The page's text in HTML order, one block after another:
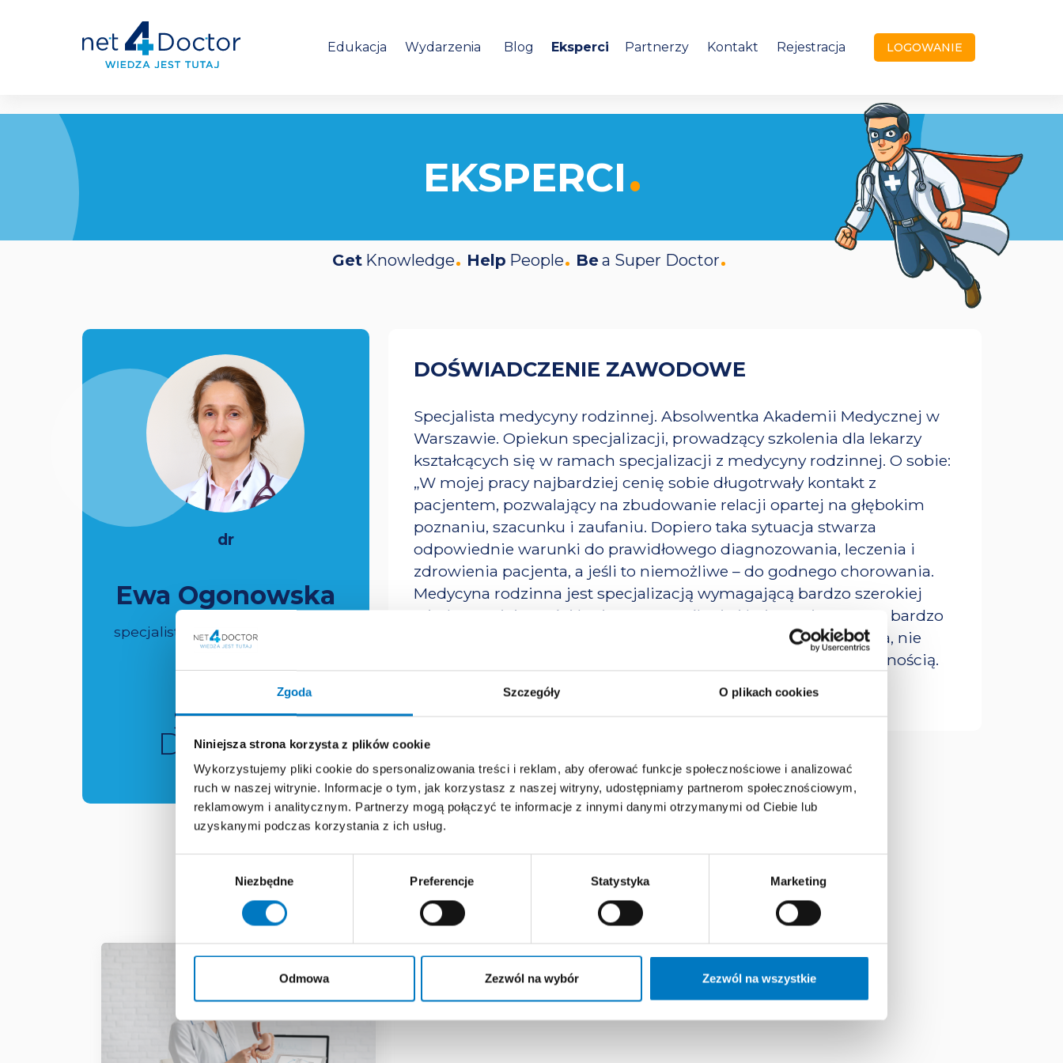
Zgoda Szczegóły O plikach cookies
Niniejsza strona korzysta z plików cookie
Wykorzystujemy pliki cookie do spersonalizowania treści i reklam, aby oferować funkcje społecznościowe i analizować
ruch w naszej witrynie. Informacje o tym, jak korzystasz z naszej witryny, udostępniamy partnerom społecznościowym,
reklamowym i analitycznym. Partnerzy mogą połączyć te informacje z innymi danymi otrzymanymi od Ciebie lub
uzyskanymi podczas korzystania z ich usług.
Niezbędne Preferencje Statystyka Marketing
Odmowa Zezwól na wybór Zezwól na wszystkie
Edukacja Wydarzenia Blog Eksperci Partnerzy Kontakt Rejestracja LOGOWANIE
EKSPERCI
Get Knowledge Help People Bea Super Doctor
dr
Ewa Ogonowska
specjalista z zakresu medycyny
rodzinnej
SUPER
DOCTOR
DOŚWIADCZENIE ZAWODOWE
Specjalista medycyny rodzinnej. Absolwentka Akademii Medycznej w
Warszawie. Opiekun specjalizacji, prowadzący szkolenia dla lekarzy
kształcących się w ramach specjalizacji z medycyny rodzinnej. O sobie:
„W mojej pracy najbardziej cenię sobie długotrwały kontakt z
pacjentem, pozwalający na zbudowanie relacji opartej na głębokim
poznaniu, szacunku i zaufaniu. Dopiero taka sytuacja stwarza
odpowiednie warunki do prawidłowego diagnozowania, leczenia i
zdrowienia pacjenta, a jeśli to niemożliwe – do godnego chorowania.
Medycyna rodzinna jest specjalizacją wymagającą bardzo szerokiej
wiedzy, umiejętności logicznego myślenia i kojarzenia czasem bardzo
odległych od siebie faktów. Zmusza do ustawicznego szkolenia, nie
pozwala „spocząć na laurach”, nieustannie zaskakuje różnorodnością.
MATERIAŁY EDUKACYJNE EKSPERTA